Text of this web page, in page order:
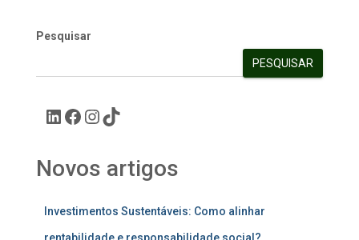
Pesquisar
PESQUISAR
Novos artigos
Investimentos Sustentáveis: Como alinhar
rentabilidade e responsabilidade social?